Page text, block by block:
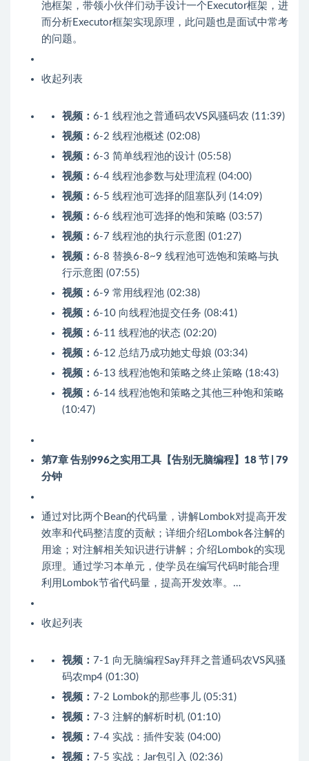
池框架，带领小伙伴们动手设计一个Executor框架，进
而分析Executor框架实现原理，此问题也是面试中常考
的问题。
收起列表
视频： 6-1 线程池之普通码农VS风骚码农 (11:39)
视频： 6-2 线程池概述 (02:08)
视频： 6-3 简单线程池的设计 (05:58)
视频： 6-4 线程池参数与处理流程 (04:00)
视频： 6-5 线程池可选择的阻塞队列 (14:09)
视频： 6-6 线程池可选择的饱和策略 (03:57)
视频： 6-7 线程池的执行示意图 (01:27)
视频： 6-8 替换6-8~9 线程池可选饱和策略与执
行示意图 (07:55)
视频： 6-9 常用线程池 (02:38)
视频： 6-10 向线程池提交任务 (08:41)
视频： 6-11 线程池的状态 (02:20)
视频： 6-12 总结乃成功她丈母娘 (03:34)
视频： 6-13 线程池饱和策略之终止策略 (18:43)
视频： 6-14 线程池饱和策略之其他三种饱和策略
(10:47)
第7章 告别996之实用工具【告别无脑编程】 18 节 | 79
分钟
通过对比两个Bean的代码量，讲解Lombok对提高开发
效率和代码整洁度的贡献；详细介绍Lombok各注解的
用途；对注解相关知识进行讲解；介绍Lombok的实现
原理。通过学习本单元，使学员在编写代码时能合理
利用Lombok节省代码量，提高开发效率。…
收起列表
视频： 7-1 向无脑编程Say拜拜之普通码农VS风骚
码农mp4 (01:30)
视频： 7-2 Lombok的那些事儿 (05:31)
视频： 7-3 注解的解析时机 (01:10)
视频： 7-4 实战：插件安装 (04:00)
视频： 7-5 实战：Jar包引入 (02:36)